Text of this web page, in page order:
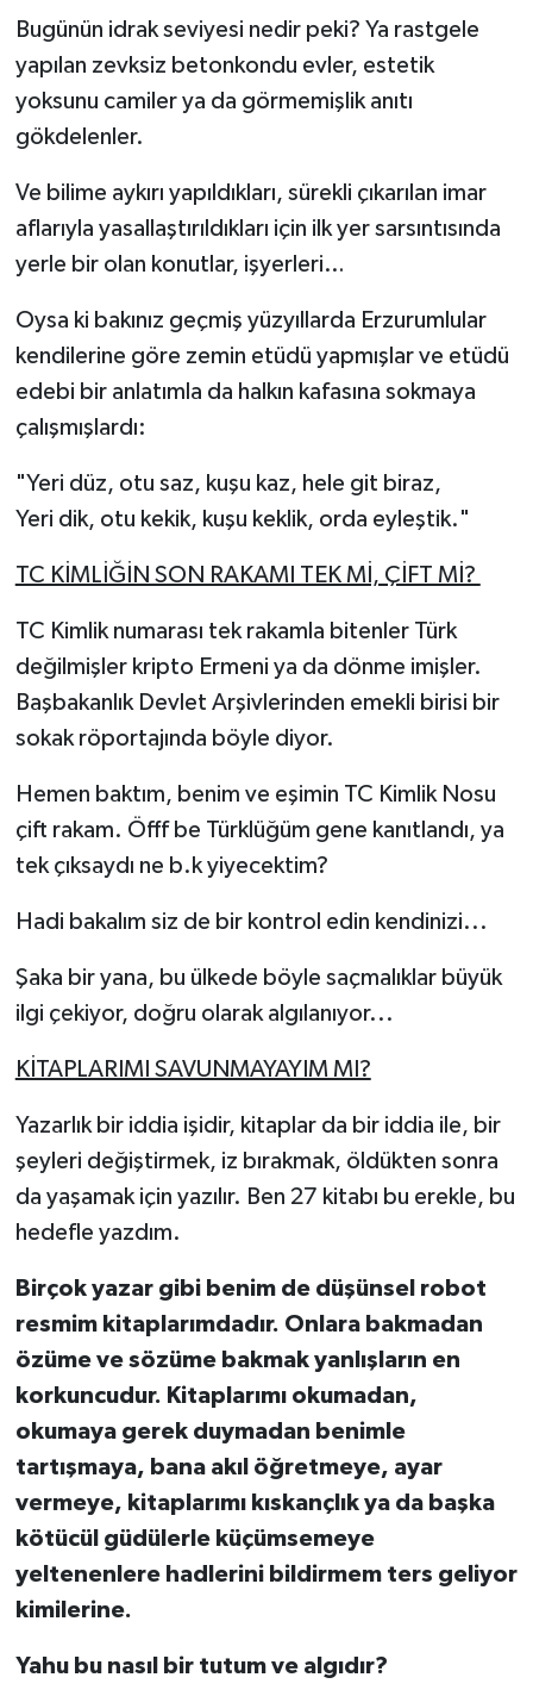
Bugünün idrak seviyesi nedir peki? Ya rastgele
yapılan zevksiz betonkondu evler, estetik
yoksunu camiler ya da görmemişlik anıtı
gökdelenler.
Ve bilime aykırı yapıldıkları, sürekli çıkarılan imar
aflarıyla yasallaştırıldıkları için ilk yer sarsıntısında
yerle bir olan konutlar, işyerleri…
Oysa ki bakınız geçmiş yüzyıllarda Erzurumlular
kendilerine göre zemin etüdü yapmışlar ve etüdü
edebi bir anlatımla da halkın kafasına sokmaya
çalışmışlardı:
"Yeri düz, otu saz, kuşu kaz, hele git biraz,
Yeri dik, otu kekik, kuşu keklik, orda eyleştik."
TC KİMLİĞİN SON RAKAMI TEK Mİ, ÇİFT Mİ?
TC Kimlik numarası tek rakamla bitenler Türk
değilmişler kripto Ermeni ya da dönme imişler.
Başbakanlık Devlet Arşivlerinden emekli birisi bir
sokak röportajında böyle diyor.
Hemen baktım, benim ve eşimin TC Kimlik Nosu
çift rakam. Öfff be Türklüğüm gene kanıtlandı, ya
tek çıksaydı ne b.k yiyecektim?
Hadi bakalım siz de bir kontrol edin kendinizi...
Şaka bir yana, bu ülkede böyle saçmalıklar büyük
ilgi çekiyor, doğru olarak algılanıyor...
KİTAPLARIMI SAVUNMAYAYIM MI?
Yazarlık bir iddia işidir, kitaplar da bir iddia ile, bir
şeyleri değiştirmek, iz bırakmak, öldükten sonra
da yaşamak için yazılır. Ben 27 kitabı bu erekle, bu
hedefle yazdım.
Birçok yazar gibi benim de düşünsel robot
resmim kitaplarımdadır. Onlara bakmadan
özüme ve sözüme bakmak yanlışların en
korkuncudur. Kitaplarımı okumadan,
okumaya gerek duymadan benimle
tartışmaya, bana akıl öğretmeye, ayar
vermeye, kitaplarımı kıskançlık ya da başka
kötücül güdülerle küçümsemeye
yeltenenlere hadlerini bildirmem ters geliyor
kimilerine.
Yahu bu nasıl bir tutum ve algıdır?